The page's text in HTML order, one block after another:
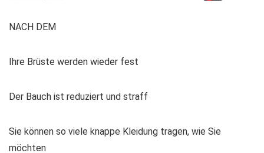
NACH DEM
Ihre Brüste werden wieder fest
Der Bauch ist reduziert und straff
Sie können so viele knappe Kleidung tragen, wie Sie
möchten